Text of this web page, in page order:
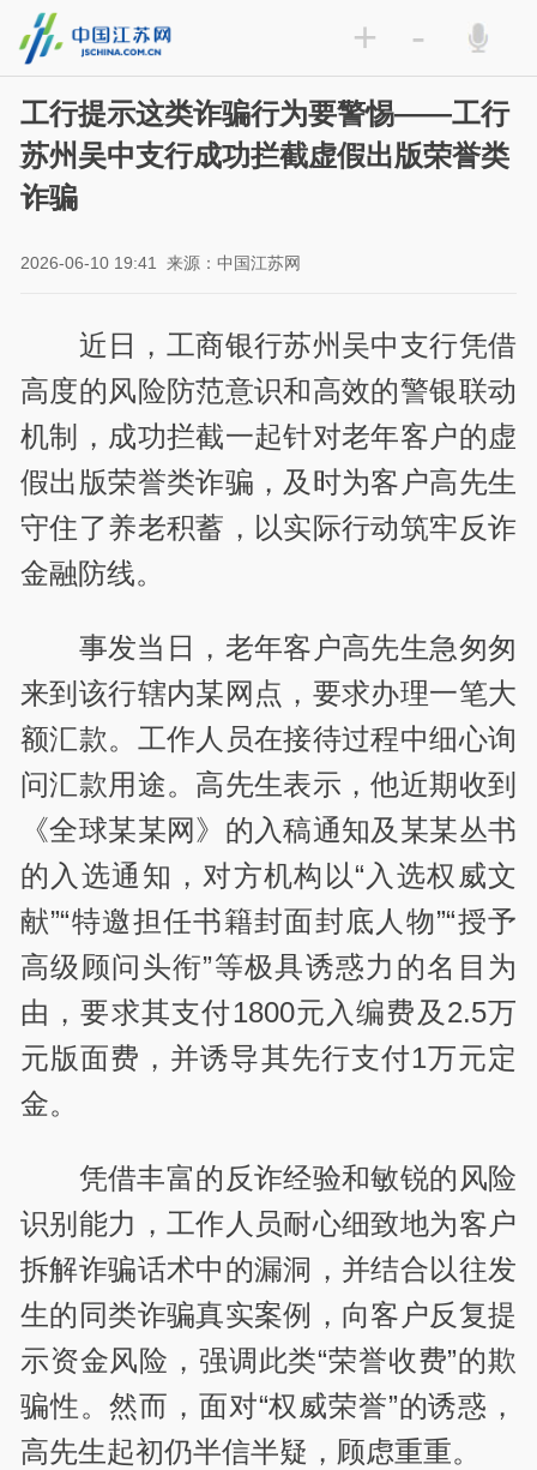
+ -
工行提示这类诈骗行为要警惕——工行
苏州吴中支行成功拦截虚假出版荣誉类
诈骗
2026-06-10 19:41 来源：中国江苏网
近日，工商银行苏州吴中支行凭借
高度的风险防范意识和高效的警银联动
机制，成功拦截一起针对老年客户的虚
假出版荣誉类诈骗，及时为客户高先生
守住了养老积蓄，以实际行动筑牢反诈
金融防线。
事发当日，老年客户高先生急匆匆
来到该行辖内某网点，要求办理一笔大
额汇款。工作人员在接待过程中细心询
问汇款用途。高先生表示，他近期收到
《全球某某网》的入稿通知及某某丛书
的入选通知，对方机构以“入选权威文
献”“特邀担任书籍封面封底人物”“授予
高级顾问头衔”等极具诱惑力的名目为
由，要求其支付1800元入编费及2.5万
元版面费，并诱导其先行支付1万元定
金。
凭借丰富的反诈经验和敏锐的风险
识别能力，工作人员耐心细致地为客户
拆解诈骗话术中的漏洞，并结合以往发
生的同类诈骗真实案例，向客户反复提
示资金风险，强调此类“荣誉收费”的欺
骗性。然而，面对“权威荣誉”的诱惑，
高先生起初仍半信半疑，顾虑重重。